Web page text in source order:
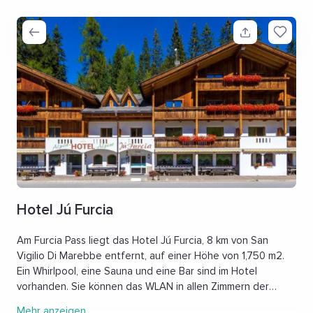
Hotel Jú Furcia
Am Furcia Pass liegt das Hotel Jú Furcia, 8 km von San
Vigilio Di Marebbe entfernt, auf einer Höhe von 1,750 m2.
Ein Whirlpool, eine Sauna und eine Bar sind im Hotel
vorhanden. Sie können das WLAN in allen Zimmern der